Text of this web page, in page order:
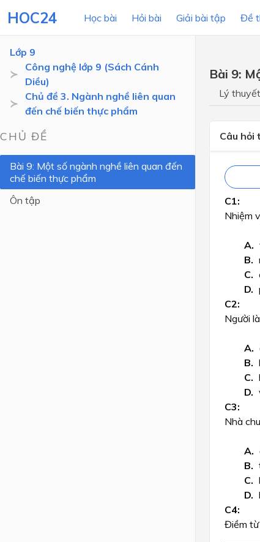
HOC24 Học bài Hỏi bài Giải bài tập Đề
LỚP HỌC
Lớp 12
Lớp 10
Lớp 9
Lớp 9
Công nghệ lớp 9 (Sách Cánh
Diều)
Chủ đề 3. Ngành nghề liên quan
đến chế biến thực phẩm
CHỦ ĐỀ
Bài 9: Một số ngành nghề liên quan đến
chế biến thực phẩm
Ôn tập
Bài 9:
Lý thuyết
Câu hỏi
Nhiệm
Người
Nhà
Điềm từ